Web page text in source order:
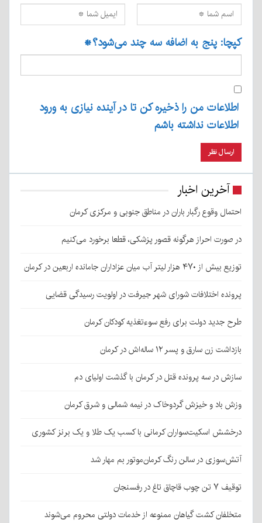
کپچا: پنج به اضافه سه چند می‌شود؟*
اطلاعات من را ذخیره کن تا در آینده نیازی به ورود
اطلاعات نداشته باشم
آخرین اخبار
احتمال وقوع رگبار باران در مناطق جنوبی و مرکزی کرمان
در صورت احراز هرگونه قصور پزشکی، قطعا برخورد می‌کنیم
توزیع بیش از ۴۷۰ هزار لیتر آب میان عزاداران جامانده اربعین در کرمان
پرونده اختلافات شورای شهر جیرفت در اولویت رسیدگی قضایی
طرح جدید دولت برای رفع سوءتغذیه کودکان کرمان
بازداشت زن سارق و پسر ۱۲ ساله‌اش در کرمان
سازش در سه پرونده قتل در کرمان با گذشت اولیای دم
وزش باد و خیزش گردوخاک در نیمه شمالی و شرق کرمان
درخشش اسکیت‌سواران کرمانی با کسب یک طلا و یک برنز کشوری
آتش‌سوزی در سالن رنگ کرمان‌موتور بم مهار شد
توقیف ۷ تن چوب قاچاق تاغ در رفسنجان
متخلفان کشت گیاهان ممنوعه از خدمات دولتی محروم می‌شوند